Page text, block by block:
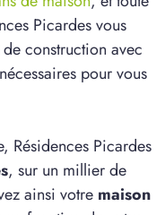
Picardes vous
construction avec
pour vous
Résidences Picardes
, sur un millier de
ainsi votre maison